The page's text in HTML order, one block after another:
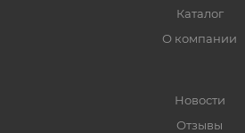
Каталог
О компании
Новости
Отзывы